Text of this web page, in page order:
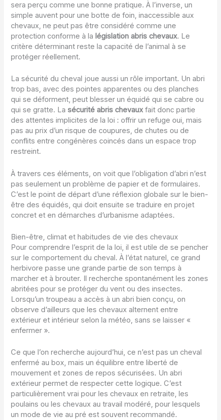
sera perçu comme une bonne pratique. À l’inverse, un
simple auvent pour une botte de foin, inaccessible aux
chevaux, ne peut pas être considéré comme une
protection conforme à la législation abris chevaux. Le
critère déterminant reste la capacité de l’animal à se
protéger réellement.
La sécurité du cheval joue aussi un rôle important. Un abri
trop bas, avec des pointes apparentes ou des planches
qui se déforment, peut blesser un équidé qui se cabre ou
qui se gratte. Lasécurité abris chevaux fait donc partie
des attentes implicites de la loi : offrir un refuge oui, mais
pas au prix d’un risque de coupures, de chutes ou de
conflits entre congénères coincés dans un espace trop
restreint.
À travers ces éléments, on voit que l’obligation d’abri n’est
pas seulement un problème de papier et de formulaires.
C’est le point de départ d’une réflexion globale sur le bien-
être des équidés, qui doit ensuite se traduire en projet
concret et en démarches d’urbanisme adaptées.
Bien-être, climat et habitudes de vie des chevaux
Pour comprendre l’esprit de la loi, il est utile de se pencher
sur le comportement du cheval. À l’état naturel, ce grand
herbivore passe une grande partie de son temps à
marcher et à brouter. Il recherche spontanément les zones
abritées pour se protéger du vent ou des insectes.
Lorsqu’un troupeau a accès à un abri bien conçu, on
observe d’ailleurs que les chevaux alternent entre
extérieur et intérieur selon la météo, sans se laisser «
enfermer ».
Ce que l’on recherche aujourd’hui, ce n’est pas un cheval
enfermé au box, mais un équilibre entre liberté de
mouvement et zones de repos sécurisées. Un abri
extérieur permet de respecter cette logique. C’est
particulièrement vrai pour les chevaux en retraite, les
poulains ou les chevaux au travail modéré, pour lesquels
un mode de vie au pré est souvent recommandé.